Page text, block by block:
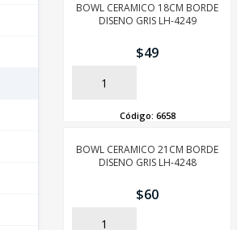
BOWL CERAMICO 18CM BORDE
DISENO GRIS LH-4249
$49
AÑADIR
Código: 6658
BOWL CERAMICO 21CM BORDE
DISENO GRIS LH-4248
$60
AÑADIR